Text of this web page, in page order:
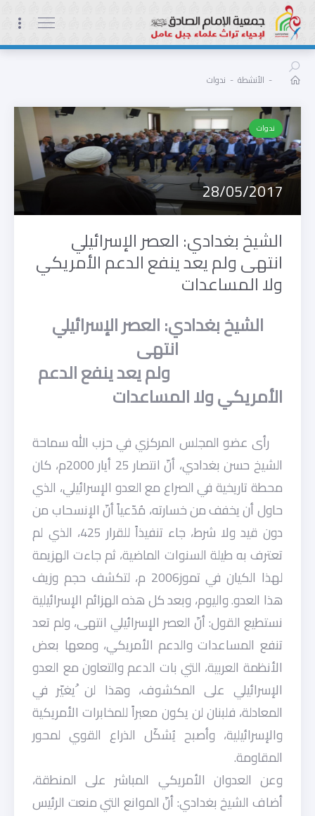
- الأنشطة - ندوات
ندوات
28/05/2017
الشيخ بغدادي: العصر الإسرائيلي
انتهى ولم يعد ينفع الدعم الأمريكي
ولا المساعدات
الشيخ بغدادي: العصر الإسرائيلي
انتهى
ولم يعد ينفع الدعم
الأمريكي ولا المساعدات
رأى عضو المجلس المركزي في حزب الله سماحة
الشيخ حسن بغدادي، أنّ انتصار 25 أيار 2000م، كان
محطة تاريخية في الصراع مع العدو الإسرائيلي، الذي
حاول أن يخفف من خسارته، مُدّعياً أنّ الإنسحاب من
دون قيد ولا شرط، جاء تنفيذاً للقرار 425، الذي لم
تعترف به طيلة السنوات الماضية، ثم جاءت الهزيمة
لهذا الكيان في تموز2006 م، لتكشف حجم وزيف
هذا العدو. واليوم، وبعد كل هذه الهزائم الإسرائيلية
نستطيع القول: أنّ العصر الإسرائيلي انتهى، ولم تعد
تنفع المساعدات والدعم الأمريكي، ومعها بعض
الأنظمة العربية، التي بات الدعم والتعاون مع العدو
الإسرائيلي على المكشوف، وهذا لن ُيغيّر في
المعادلة، فلبنان لن يكون معبراً للمخابرات الأمريكية
والإسرائيلية، وأصبح يُشكّل الذراع القوي لمحور
المقاومة.
وعن العدوان الأمريكي المباشر على المنطقة،
أضاف الشيخ بغدادي: أنّ الموانع التي منعت الرئيس